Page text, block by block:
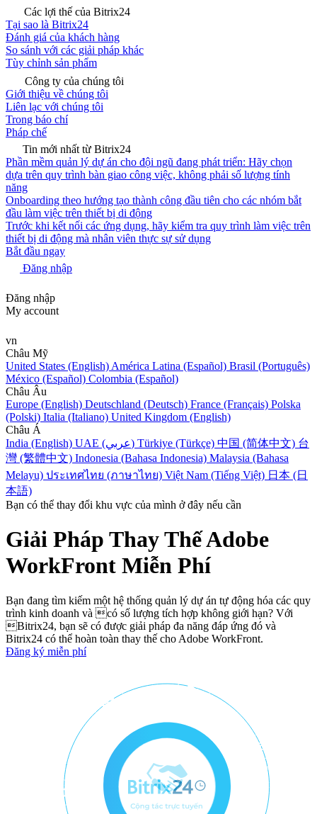
Các lợi thế của Bitrix24
Tại sao là Bitrix24
Đánh giá của khách hàng
So sánh với các giải pháp khác
Tùy chỉnh sản phẩm
Công ty của chúng tôi
Giới thiệu về chúng tôi
Liên lạc với chúng tôi
Trong báo chí
Pháp chế
Tin mới nhất từ Bitrix24
Phần mềm quản lý dự án cho đội ngũ đang phát triển: Hãy chọn
dựa trên quy trình bàn giao công việc, không phải số lượng tính
năng
Onboarding theo hướng tạo thành công đầu tiên cho các nhóm bắt
đầu làm việc trên thiết bị di động
Trước khi kết nối các ứng dụng, hãy kiểm tra quy trình làm việc trên
thiết bị di động mà nhân viên thực sự sử dụng
Bắt đầu ngay
Đăng nhập
Đăng nhập
My account
vn
Châu Mỹ
United States (English) América Latina (Español) Brasil (Português)
México (Español) Colombia (Español)
Châu Âu
Europe (English) Deutschland (Deutsch) France (Français) Polska
(Polski) Italia (Italiano) United Kingdom (English)
Châu Á
India (English)
UAE (عربي) Türkiye (Türkçe) 中国 (简体中文) 台
灣 (繁體中文) Indonesia (Bahasa Indonesia) Malaysia (Bahasa
Melayu) ประเทศไทย (ภาษาไทย) Việt Nam (Tiếng Việt) 日本 (日
本語)
Bạn có thể thay đổi khu vực của mình ở đây nếu cần
Giải Pháp Thay Thế Adobe
WorkFront Miễn Phí
Bạn đang tìm kiếm một hệ thống quản lý dự án tự động hóa các quy
trình kinh doanh và có số lượng tích hợp không giới hạn? Với
Bitrix24, bạn sẽ có được giải pháp đa năng đáp ứng đó và
Bitrix24 có thể hoàn toàn thay thế cho Adobe WorkFront.
Đăng ký miễn phí